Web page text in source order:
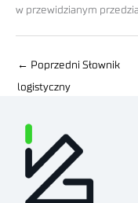
w przewidzianym
← Poprzedni Słownik
logistyczny